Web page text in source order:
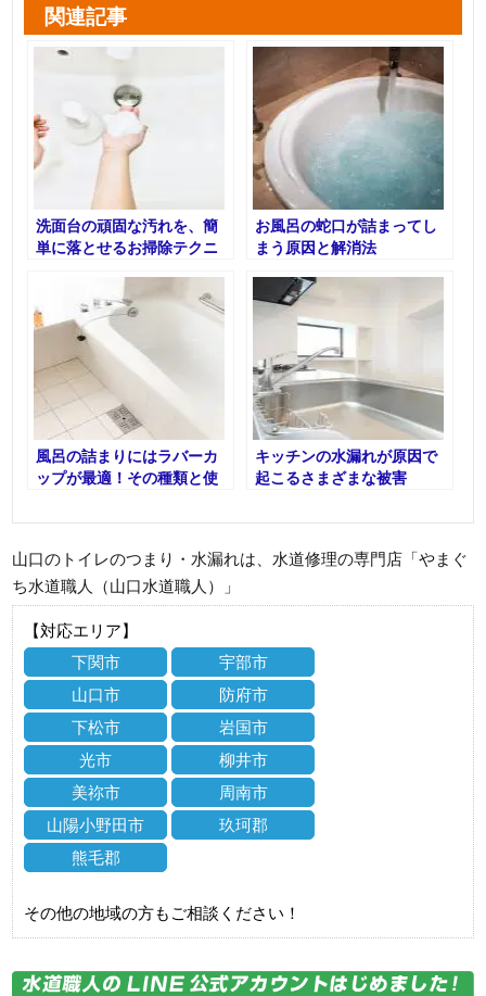
関連記事
洗面台の頑固な汚れを、簡
単に落とせるお掃除テクニ
お風呂の蛇口が詰まってし
まう原因と解消法
風呂の詰まりにはラバーカ
ップが最適！その種類と使
キッチンの水漏れが原因で
起こるさまざまな被害
山口のトイレのつまり・水漏れは、水道修理の専門店「やまぐ
ち水道職人（山口水道職人）」
【対応エリア】
下関市
宇部市
山口市
防府市
下松市
岩国市
光市
柳井市
美祢市
周南市
山陽小野田市
玖珂郡
熊毛郡
その他の地域の方もご相談ください！